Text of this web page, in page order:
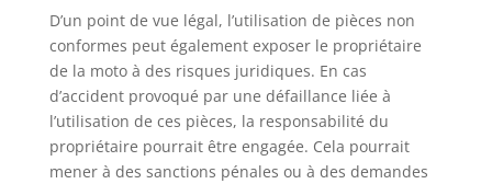
D’un point de vue légal, l’utilisation de pièces non
conformes peut également exposer le propriétaire
de la moto à des risques juridiques. En cas
d’accident provoqué par une défaillance liée à
l’utilisation de ces pièces, la responsabilité du
propriétaire pourrait être engagée. Cela pourrait
mener à des sanctions pénales ou à des demandes